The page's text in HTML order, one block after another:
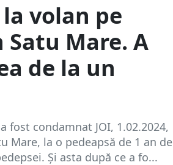
volan pe
Satu Mare. A
de la un
fost condamnat JOI, 1.02.2024,
Mare, la o pedeapsă de 1 an de
Și asta după ce a fo...